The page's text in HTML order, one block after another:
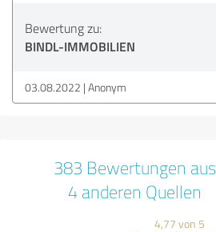
Bewertung zu:
BINDL-IMMOBILIEN
03.08.2022 Anonym
383 Bewertungen aus
4 anderen Quellen
4,77 von 5